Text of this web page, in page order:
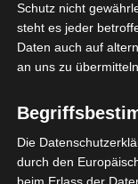
Herr Tönnies
fordern für
Schlachter
Grillfleisch für
Schwein
Schutz nicht
steht es jeder
Daten auch auf
an uns zu
Die
durch den